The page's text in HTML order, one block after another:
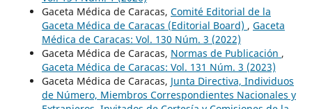
Gaceta Médica de Caracas, Comité Editorial de la
Gaceta Médica de Caracas (Editorial Board) , Gaceta
Médica de Caracas: Vol. 130 Núm. 3 (2022)
Gaceta Médica de Caracas, Normas de Publicación ,
Gaceta Médica de Caracas: Vol. 131 Núm. 3 (2023)
Gaceta Médica de Caracas, Junta Directiva, Individuos
de Número, Miembros Correspondientes Nacionales y